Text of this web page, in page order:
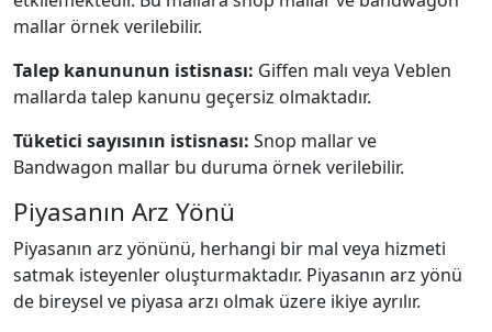
mallar örnek verilebilir.
Talep kanununun istisnası: Giffen malı veya Veblen
mallarda talep kanunu geçersiz olmaktadır.
Tüketici sayısının istisnası: Snop mallar ve
Bandwagon mallar bu duruma örnek verilebilir.
Piyasanın Arz Yönü
Piyasanın arz yönünü, herhangi bir mal veya hizmeti
satmak isteyenler oluşturmaktadır. Piyasanın arz yönü
de bireysel ve piyasa arzı olmak üzere ikiye ayrılır.